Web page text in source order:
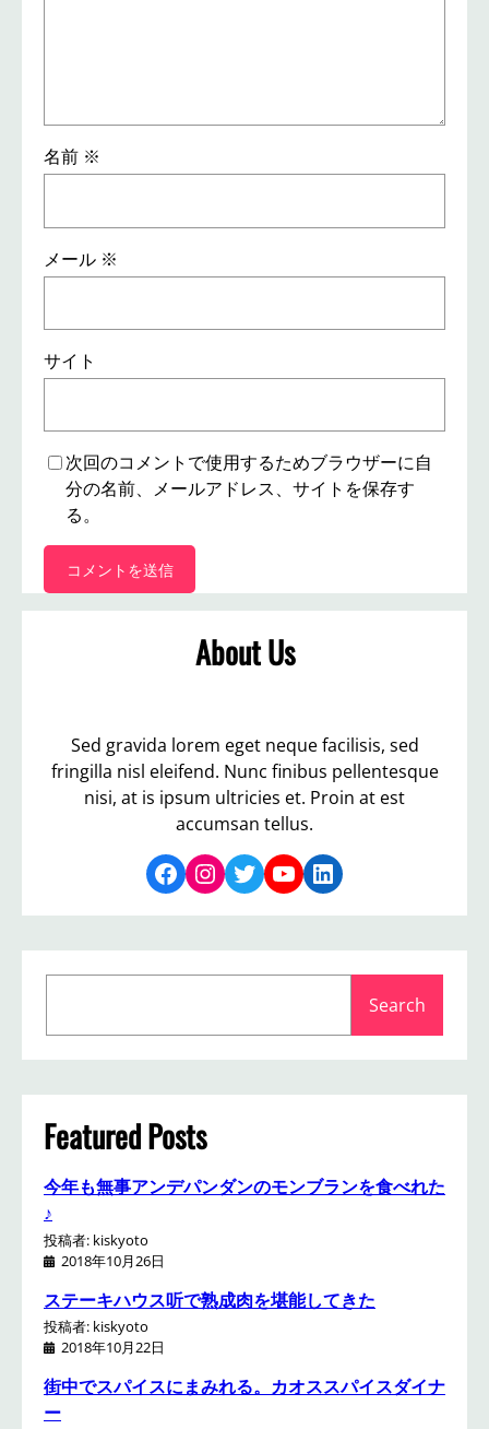
名前 ※
メール ※
サイト
次回のコメントで使用するためブラウザーに自
分の名前、メールアドレス、サイトを保存す
る。
About Us
Sed gravida lorem eget neque facilisis, sed
fringilla nisl eleifend. Nunc finibus pellentesque
nisi, at is ipsum ultricies et. Proin at est
accumsan tellus.
Facebook Instagram Twitter YouTube LinkedIn
a
r
c
h
Search
Featured Posts
今年も無事アンデパンダンのモンブランを食べれた
♪
投稿者: kiskyoto
2018年10月26日
ステーキハウス听で熟成肉を堪能してきた
投稿者: kiskyoto
2018年10月22日
街中でスパイスにまみれる。カオススパイスダイナ
ー